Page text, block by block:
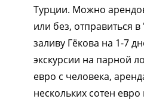
Турции. Можно
или без, отправиться
заливу Гёкова на 1-7
экскурсии на парной
евро с человека,
нескольких сотен евро